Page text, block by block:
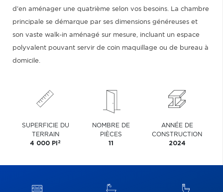
d'en aménager une quatrième selon vos besoins. La chambre
principale se démarque par ses dimensions généreuses et
son vaste walk-in aménagé sur mesure, incluant un espace
polyvalent pouvant servir de coin maquillage ou de bureau à
domicile.
SUPERFICIE DU
TERRAIN
4 000 PI 2
NOMBRE DE
PIÈCES
11
ANNÉE DE
CONSTRUCTION
2024